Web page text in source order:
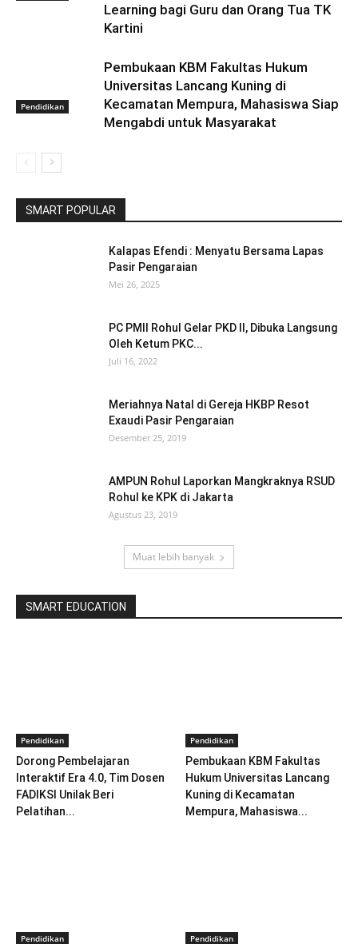
Learning bagi Guru dan Orang Tua TK
Kartini
Pendidikan
Pembukaan KBM Fakultas Hukum
Universitas Lancang Kuning di
Kecamatan Mempura, Mahasiswa Siap
Mengabdi untuk Masyarakat
SMART POPULAR
Kalapas Efendi : Menyatu Bersama Lapas
Pasir Pengaraian
Mei 26, 2025
PC PMII Rohul Gelar PKD II, Dibuka Langsung
Oleh Ketum PKC...
Juli 16, 2022
Meriahnya Natal di Gereja HKBP Resot
Exaudi Pasir Pengaraian
Desember 25, 2019
AMPUN Rohul Laporkan Mangkraknya RSUD
Rohul ke KPK di Jakarta
Agustus 23, 2019
Muat lebih banyak
SMART EDUCATION
Pendidikan
Dorong Pembelajaran
Interaktif Era 4.0, Tim Dosen
FADIKSI Unilak Beri
Pelatihan...
Pendidikan
Pembukaan KBM Fakultas
Hukum Universitas Lancang
Kuning di Kecamatan
Mempura, Mahasiswa...
Pendidikan Pendidikan